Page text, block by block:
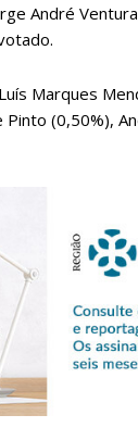
se assinante
Sendo
André
Marques
(0,50%),